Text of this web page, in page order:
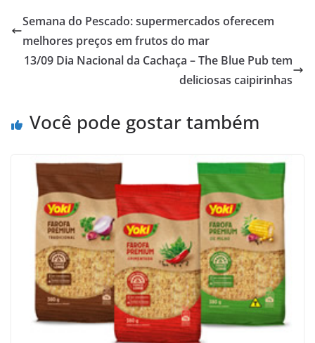
Semana do Pescado: supermercados oferecem
melhores preços em frutos do mar
13/09 Dia Nacional da Cachaça – The Blue Pub tem
deliciosas caipirinhas
Você pode gostar também